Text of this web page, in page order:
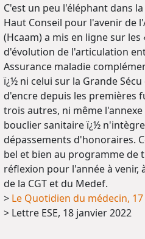
C'est un peu l'éléphant dans
Haut Conseil pour l'avenir de
(Hcaam) a mis en ligne sur
d'évolution de l'articulation
Assurance maladie
ï¿½ ni celui sur la Grande
d'encre depuis les premières
trois autres, ni même
bouclier sanitaire ï¿½
dépassements d'honoraires.
bel et bien au programme de
réflexion pour l'année à
de la CGT et du Medef.
> Le Quotidien du médecin,
> Lettre ESE, 18 janvier 2022